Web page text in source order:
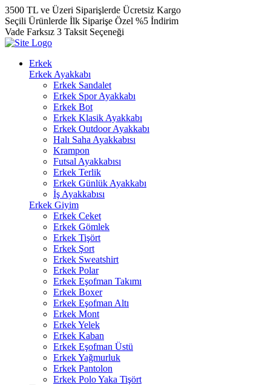
3500 TL ve Üzeri Siparişlerde Ücretsiz Kargo
Seçili Ürünlerde İlk Siparişe Özel %5 İndirim
Vade Farksız 3 Taksit Seçeneği
Erkek
Erkek Ayakkabı
Erkek Sandalet
Erkek Spor Ayakkabı
Erkek Bot
Erkek Klasik Ayakkabı
Erkek Outdoor Ayakkabı
Halı Saha Ayakkabısı
Krampon
Futsal Ayakkabısı
Erkek Terlik
Erkek Günlük Ayakkabı
İş Ayakkabısı
Erkek Giyim
Erkek Ceket
Erkek Gömlek
Erkek Tişört
Erkek Şort
Erkek Sweatshirt
Erkek Polar
Erkek Eşofman Takımı
Erkek Boxer
Erkek Eşofman Altı
Erkek Mont
Erkek Yelek
Erkek Kaban
Erkek Eşofman Üstü
Erkek Yağmurluk
Erkek Pantolon
Erkek Polo Yaka Tişört